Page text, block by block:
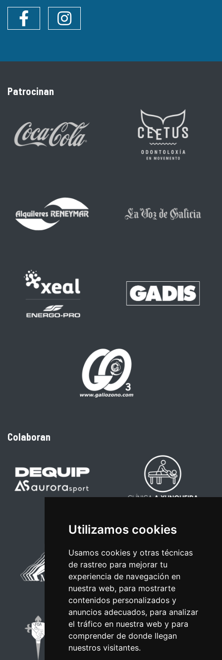
Utilizamos cookies
Usamos cookies y otras técnicas
de rastreo para mejorar tu
experiencia de navegación en
nuestra web, para mostrarte
contenidos personalizados y
anuncios adecuados, para analizar
el tráfico en nuestra web y para
comprender de donde llegan
nuestros visitantes.
Instagram
Patrocinan
Colaboran